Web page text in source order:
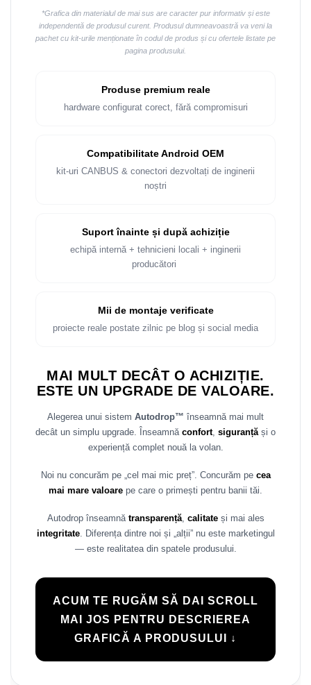
Rame adaptoare Suzuki
Rame adaptoare Audi
Rame adaptoare Seat
Rame adaptoare Volvo
Rame adaptoare Peugeot
Rame adaptoare Daihatsu
Rame adaptoare Mazda
Rame adaptoare Kia
Rame adaptoare Alfa Romeo
Rame adaptoare Nissan
Rame adaptoare Fiat
Rame adaptoare Hyundai
Rame adaptoare Chevrolet
Rame adaptoare Mitsubishi
Rame adaptoare Jeep
*Grafica din materialul de mai sus are caracter pur informativ și este
independentă de produsul curent. Produsul dumneavoastră va veni la
pachet cu kit-urile menționate în codul de produs și cu ofertele listate pe
pagina produsului.
Produse premium reale
hardware configurat corect, fără compromisuri
Compatibilitate Android OEM
kit-uri CANBUS & conectori dezvoltați de inginerii
noștri
Suport înainte și după achiziție
echipă internă + tehnicieni locali + inginerii
producători
Mii de montaje verificate
proiecte reale postate zilnic pe blog și social media
MAI MULT DECÂT O ACHIZIȚIE.
ESTE UN UPGRADE DE VALOARE.
Alegerea unui sistem Autodrop™ înseamnă mai mult
decât un simplu upgrade. Înseamnă confort, siguranțăși o
experiență complet nouă la volan.
Noi nu concurăm pe „cel mai mic preț”. Concurăm pe cea
mai mare valoare pe care o primești pentru banii tăi.
Autodrop înseamnă transparență, calitateși mai ales
integritate. Diferența dintre noi și „alții” nu este marketingul
— este realitatea din spatele produsului.
ACUM TE RUGĂM SĂ DAI SCROLL
MAI JOS PENTRU DESCRIEREA
GRAFICĂ A PRODUSULUI ↓